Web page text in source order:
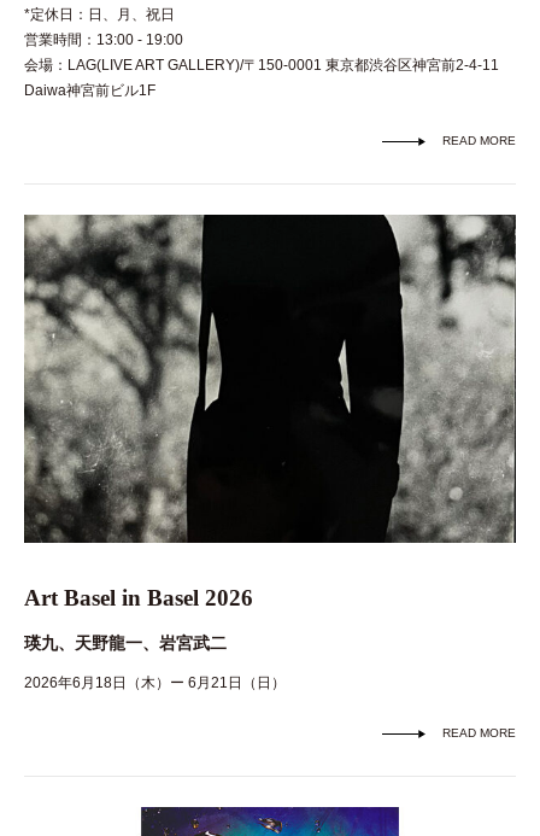
*定休日：日、月、祝日
営業時間：13:00 - 19:00
会場：LAG(LIVE ART GALLERY)/〒150-0001 東京都渋谷区神宮前2-4-11
Daiwa神宮前ビル1F
READ MORE
Art Basel in Basel 2026
瑛九、天野龍一、岩宮武二
2026年6月18日（木）ー 6月21日（日）
READ MORE